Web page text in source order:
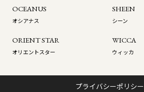
OCEANUS
オシアナス
SHEEN
シーン
ORIENT STAR
オリエントスター
WICCA
ウィッカ
プライバシーポリシー